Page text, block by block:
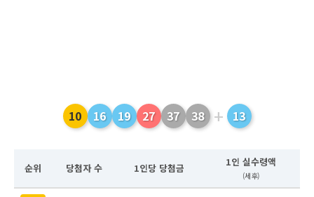
10 16 19 27 37 38 + 13
순위 당첨자 수 1인당 당첨금 1인 실수령액
(세후)